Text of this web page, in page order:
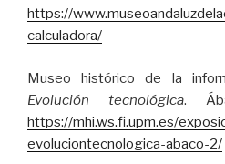
https://
calculadora/
Museo histórico de la
Evolución tecnológica.
https://mhi.ws.fi.upm.es/
evoluciontecnologica-abaco-2/